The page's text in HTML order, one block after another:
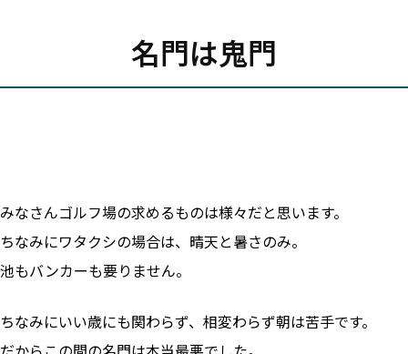
名門は鬼門
みなさんゴルフ場の求めるものは様々だと思います。
ちなみにワタクシの場合は、晴天と暑さのみ。
池もバンカーも要りません。
ちなみにいい歳にも関わらず、相変わらず朝は苦手です。